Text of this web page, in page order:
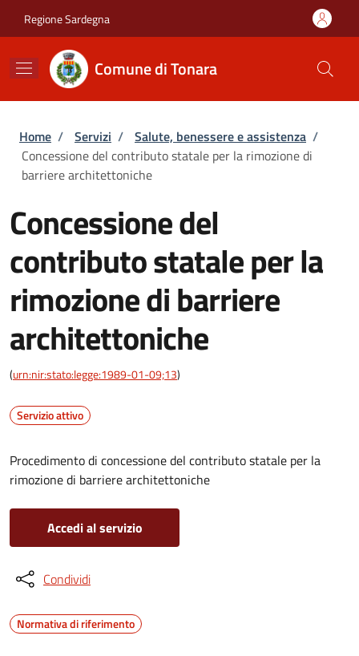
Regione Sardegna
Comune di Tonara
Briciole di pane
Home / Servizi / Salute, benessere e assistenza /
Concessione del contributo statale per la rimozione di
barriere architettoniche
Concessione del
contributo statale per la
rimozione di barriere
architettoniche
(urn:nir:stato:legge:1989-01-09;13)
Servizio attivo
Procedimento di concessione del contributo statale per la
rimozione di barriere architettoniche
Accedi al servizio
Condividi
Normativa di riferimento